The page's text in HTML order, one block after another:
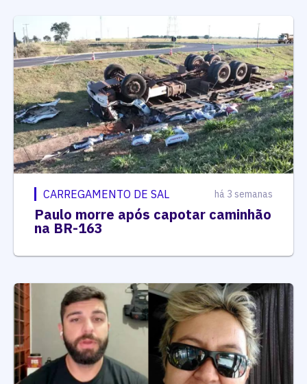
CARREGAMENTO DE SAL há 3 semanas
Paulo morre após capotar caminhão
na BR-163